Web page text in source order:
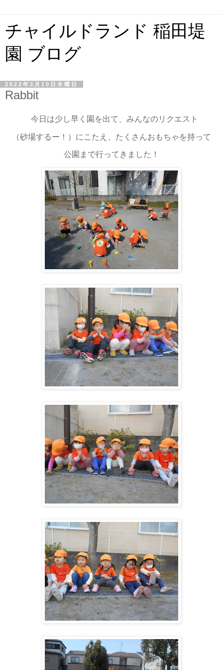
チャイルドランド 稲田堤
園 ブログ
2022年3月10日木曜日
Rabbit
今日は少し早く園を出て、みんなのリクエスト
（砂場するー！）にこたえ、たくさんおもちゃを持って
公園まで行ってきました！